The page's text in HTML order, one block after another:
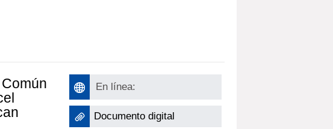
En línea:
Documento digital